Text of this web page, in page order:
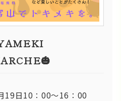
19日10：00～16：00